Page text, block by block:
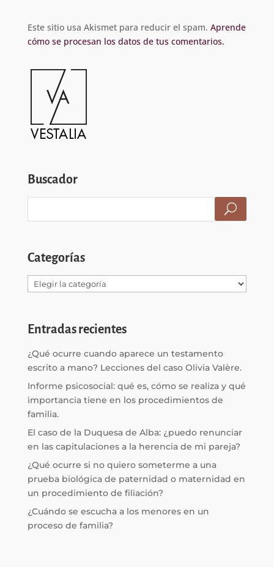
Este sitio usa Akismet para reducir el spam. Aprende
cómo se procesan los datos de tus comentarios.
Buscador
Categorías
Categorías
Entradas recientes
¿Qué ocurre cuando aparece un testamento
escrito a mano? Lecciones del caso Olivia Valère.
Informe psicosocial: qué es, cómo se realiza y qué
importancia tiene en los procedimientos de
familia.
El caso de la Duquesa de Alba: ¿puedo renunciar
en las capitulaciones a la herencia de mi pareja?
¿Qué ocurre si no quiero someterme a una
prueba biológica de paternidad o maternidad en
un procedimiento de filiación?
¿Cuándo se escucha a los menores en un
proceso de familia?